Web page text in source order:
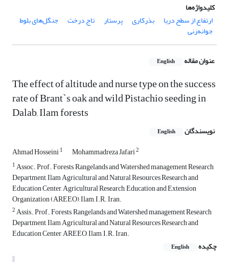
کلیدواژه‌ها
ارتفاع از سطح دریا
بذرکاری پرستار تاج درخت جنگل‌های بلوط
جوانه‌زنی
عنوان مقاله English
The effect of altitude and nurse type on the success
rate of Brant`s oak and wild Pistachio seeding in
Dalab, Ilam forests
نویسندگان English
Ahmad Hosseini1 Mohammadreza Jafari2
1Assoc., Prof., Forests, Rangelands and Watershed management Research
Department, Ilam Agricultural and Natural Resources Research and
Education Center, Agricultural Research, Education and Extension
Organization (AREEO), Ilam, I.R. Iran.
2Assis., Prof., Forests, Rangelands and Watershed management Research
Department, Ilam Agricultural and Natural Resources Research and
Education Center, AREEO, Ilam, I.R. Iran.
چکیده
English